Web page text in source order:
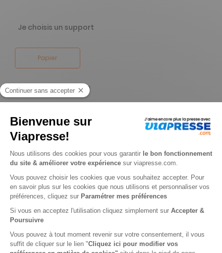
Je choisis un support
Papier
Je choisis une durée
-64%
Abonnement 1 an
4 n° • Papier Offre réservée aux particuliers
138€00 Tarif Kiosque : 384€ 00
Tarif France métropolitaine
Renouvellement à date d’anniversaire
-83%
Abonnement 1 an
4 n° • Papier Offre réservée aux étudiants
66€00 Tarif Kiosque :384€00